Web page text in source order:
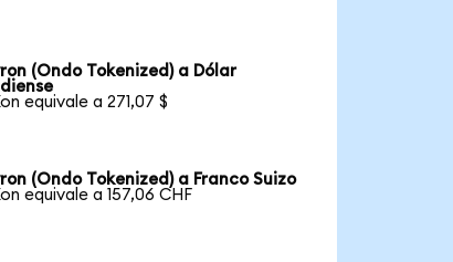
(Ondo Tokenized) a Dólar
equivale a 271,07 $
(Ondo Tokenized) a Franco Suizo
equivale a 157,06 CHF